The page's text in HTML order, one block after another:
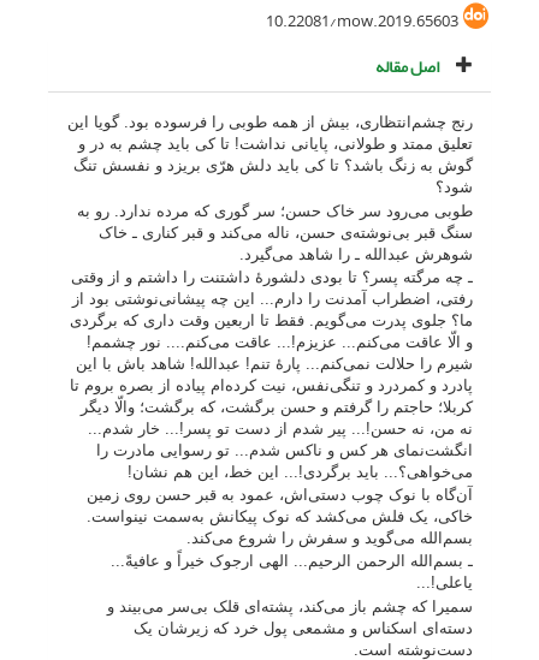
10.22081/mow.2019.65603
اصل مقاله
رنج چشم‌انتظاری، بیش از همه طوبی را فرسوده بود. گویا این
تعلیق ممتد و طولانی، پایانی نداشت! تا کی باید چشم به در و
گوش به زنگ باشد؟ تا کی باید دلش هرّی بریزد و نفسش تنگ
شود؟
طوبی می‌رود سر خاک حسن؛ سر گوری که مرده ندارد. رو به
سنگ قبر بی‌نوشته‌ی حسن، ناله می‌کند و قبر کناری ـ خاک
شوهرش عبدالله ـ را شاهد می‌گیرد.
ـ چه مرگته پسر؟ تا بودی دلشورۀ داشتنت را داشتم و از وقتی
رفتی، اضطراب آمدنت را دارم... این چه پیشانی‌نوشتی بود از
ما؟ جلوی پدرت می‌گویم. فقط تا اربعین وقت داری که برگردی
و الّا عاقت می‌کنم... عزیزم!... عاقت می‌کنم.... نور چشمم!
شیرم را حلالت نمی‌کنم... پارۀ تنم! عبدالله! شاهد باش با این
پادرد و کمردرد و تنگی‌نفس، نیت کرده‌ام پیاده از بصره بروم تا
کربلا؛ حاجتم را گرفتم و حسن برگشت، که برگشت؛ والّا دیگر
نه من، نه حسن!... پیر شدم از دست تو پسر!... خار شدم...
انگشت‌نمای هر کس و ناکس شدم... تو رسوایی مادرت را
می‌خواهی؟... باید برگردی!... این خط، این هم نشان!
آن‌گاه با نوک چوب دستی‌اش، عمود به قبر حسن روی زمین
خاکی، یک فلش می‌کشد که نوک پیکانش به‌سمت نینواست.
بسم‌الله می‌گوید و سفرش را شروع می‌کند.
ـ بسم‌الله الرحمن الرحیم... الهی ارجوک خیراً و عافیةً...
یاعلی!...
سمیرا که چشم باز می‌کند، پشته‌ای قلک بی‌سر می‌بیند و
دسته‌ای اسکناس و مشمعی پول خرد که زیرشان یک
دست‌نوشته است.